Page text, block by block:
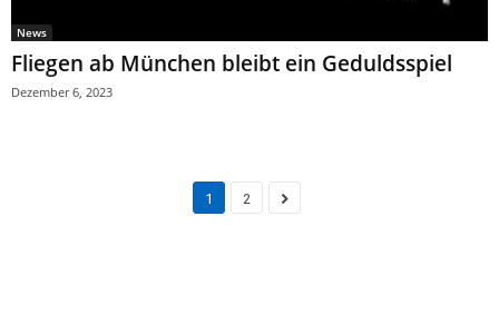
News
Fliegen ab München bleibt ein Geduldsspiel
Dezember 6, 2023
1 2